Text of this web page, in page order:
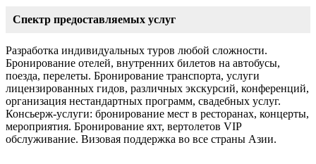
Cпектр предоставляемых услуг
Разработка индивидуальных туров любой сложности.
Бронирование отелей, внутренних билетов на автобусы,
поезда, перелеты. Бронирование транспорта, услуги
лицензированных гидов, различных экскурсий, конференций,
организация нестандартных программ, свадебных услуг.
Консьерж-услуги: бронирование мест в ресторанах, концерты,
мероприятия. Бронирование яхт, вертолетов VIP
обслуживание. Визовая поддержка во все страны Азии.